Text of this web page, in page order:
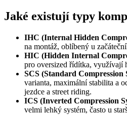
Jaké existují typy
IHC (Internal Hidden
na montáž, oblíbený u
HIC (Hidden Internal
pro oversized řídítka, využívají
SCS (Standard Compression
varianta, maximální stabilita a
jezdce a street riding.
ICS (Inverted Compression
velmi lehký systém, často u